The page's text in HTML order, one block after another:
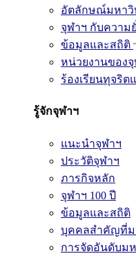
อัตลักษณ์มหาวิ
จุฬาฯ กับความ
ข้อมูลและสถิติ
หน่วยงานของจุ
ร้องเรียนทุจริ
รู้จักจุฬาฯ
แนะนำจุฬาฯ
ประวัติจุฬาฯ
ภารกิจหลัก
จุฬาฯ 100 ปี
ข้อมูลและสถิติ
บุคคลสำคัญที่ม
การจัดอันดับม